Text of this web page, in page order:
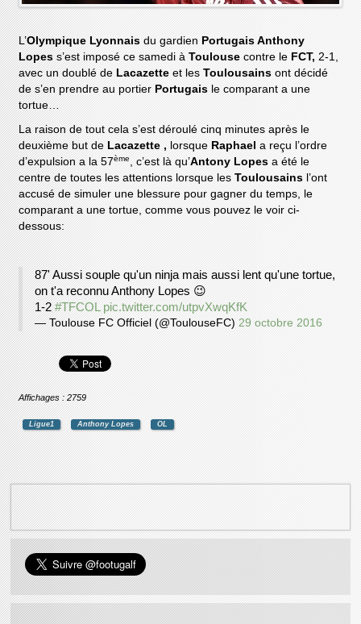
L’Olympique Lyonnais du gardien Portugais Anthony
Lopess’est imposé ce samedi àToulouse contre le FCT, 2-1,
avec un doublé de Lacazette et lesToulousains ont décidé
de s’en prendre au portier Portugais le comparant a une
tortue…
La raison de tout cela s’est déroulé cinq minutes après le
deuxième but de Lacazette , lorsque Raphael a reçu l’ordre
d’expulsion a la 57ème, c’est là qu’Antony Lopes a été le
centre de toutes les attentions lorsque lesToulousains l’ont
accusé de simuler une blessure pour gagner du temps, le
comparant a une tortue, comme vous pouvez le voir ci-
dessous:
87' Aussi souple qu'un ninja mais aussi lent qu'une tortue,
on t'a reconnu Anthony Lopes 😉
1-2#TFCOL pic.twitter.com/utpvXwqKfK
— Toulouse FC Officiel (@ToulouseFC)29 octobre 2016
Affichages : 2759
Ligue1 Anthony Lopes OL